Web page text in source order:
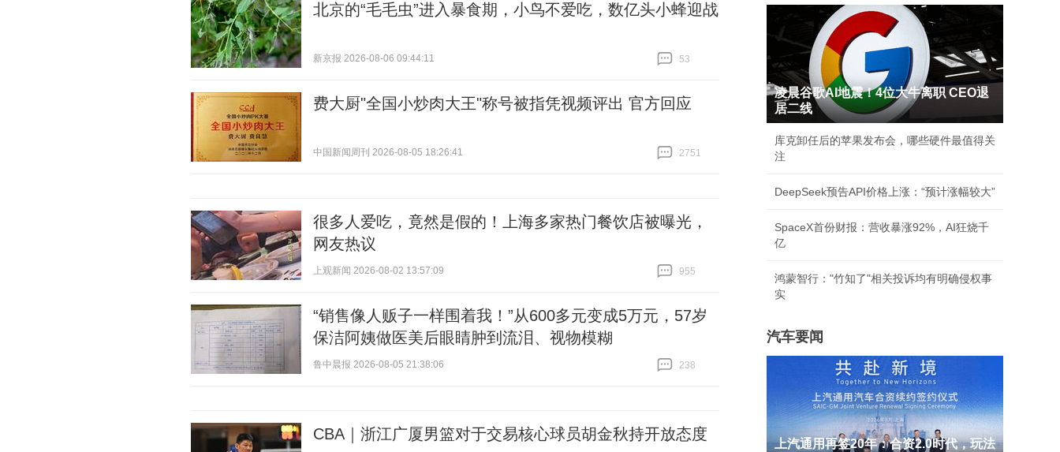
北京的“毛毛虫”进入暴食期，小鸟不爱吃，数亿头小蜂迎战
新京报 2026-08-06 09:44:11
53
费大厨"全国小炒肉大王"称号被指凭视频评出 官方回应
中国新闻周刊 2026-08-05 18:26:41
2751
很多人爱吃，竟然是假的！上海多家热门餐饮店被曝光，
网友热议
上观新闻 2026-08-02 13:57:09
955
“销售像人贩子一样围着我！”从600多元变成5万元，57岁
保洁阿姨做医美后眼睛肿到流泪、视物模糊
鲁中晨报 2026-08-05 21:38:06
238
CBA｜浙江广厦男篮对于交易核心球员胡金秋持开放态度
凌晨谷歌AI地震！4位大牛离职 CEO退
居二线
库克卸任后的苹果发布会，哪些硬件最值得关
注
DeepSeek预告API价格上涨：“预计涨幅较大”
SpaceX首份财报：营收暴涨92%，AI狂烧千
亿
鸿蒙智行："竹知了"相关投诉均有明确侵权事
实
汽车要闻
上汽通用再签20年：合资2.0时代，玩法